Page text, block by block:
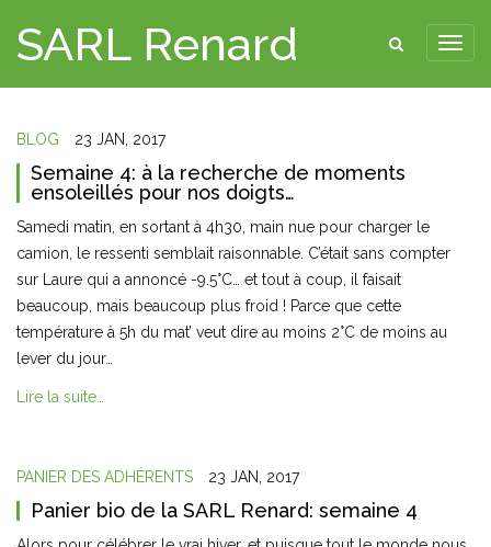
SARL Renard
BLOG 23 JAN, 2017
Semaine 4: à la recherche de moments
ensoleillés pour nos doigts…
Samedi matin, en sortant à 4h30, main nue pour charger le
camion, le ressenti semblait raisonnable. C’était sans compter
sur Laure qui a annoncé -9.5°C… et tout à coup, il faisait
beaucoup, mais beaucoup plus froid ! Parce que cette
température à 5h du mat’ veut dire au moins 2°C de moins au
lever du jour…
Lire la suite…
PANIER DES ADHÉRENTS 23 JAN, 2017
Panier bio de la SARL Renard: semaine 4